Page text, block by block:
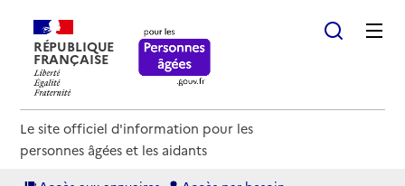
RÉPUBLIQUE
FRANÇAISE
Le site officiel d'information pour les
personnes âgées et les aidants